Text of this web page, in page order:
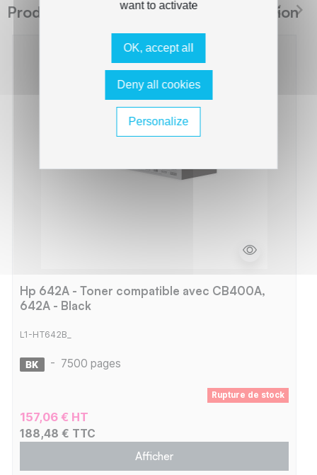
Produits suggérés The Premium Solution
Hp 642A - Toner compatible avec CB400A,
642A - Black
L1-HT642B_
- 7500 pages
Rupture de stock
157,06 € HT
188,48 € TTC
Afficher
want to activate
OK, accept all
Deny all cookies
Personalize